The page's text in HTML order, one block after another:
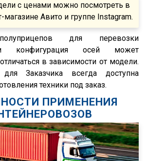
с ценами можно посмотреть в
Авито и группе Instagram.
для перевозки
конфигурация осей может
в зависимости от модели.
Заказчика всегда доступна
техники под заказ.
ПРИМЕНЕНИЯ